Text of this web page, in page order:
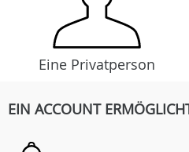
Eine Privatperson
EIN ACCOUNT